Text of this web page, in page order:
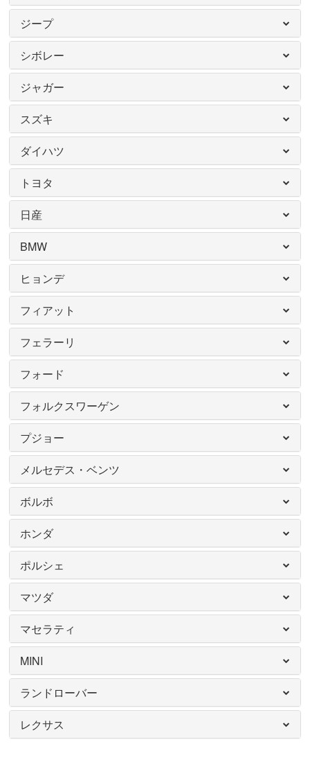
ジープ
シボレー
ジャガー
スズキ
ダイハツ
トヨタ
日産
BMW
ヒョンデ
フィアット
フェラーリ
フォード
フォルクスワーゲン
プジョー
メルセデス・ベンツ
ボルボ
ホンダ
ポルシェ
マツダ
マセラティ
MINI
ランドローバー
レクサス